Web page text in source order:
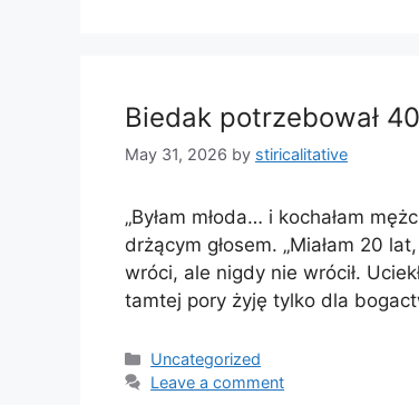
Biedak potrzebował
May 31, 2026 by stiricalitative
„Byłam młoda… i kochałam
drżącym głosem. „Miałam 20
wróci, ale nigdy nie wrócił.
tamtej pory żyję tylko dla
Categories
Uncategorized
Leave a comment